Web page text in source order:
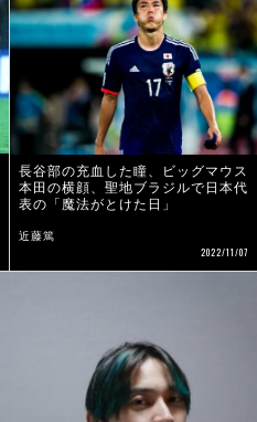
長谷部の充血した瞳、ビッグマウス
本田の横顔、聖地ブラジルで日本代
表の「魔法がとけた日」
近藤篤
2022/11/07